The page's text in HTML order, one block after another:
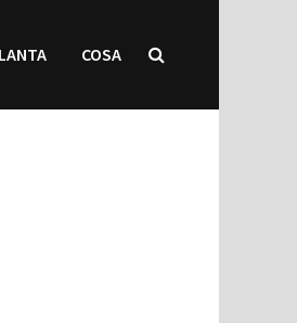
COSA